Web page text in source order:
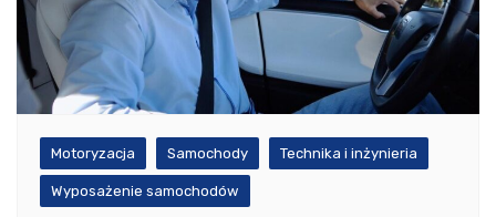
Motoryzacja Samochody Technika i inżynieria
Wyposażenie samochodów